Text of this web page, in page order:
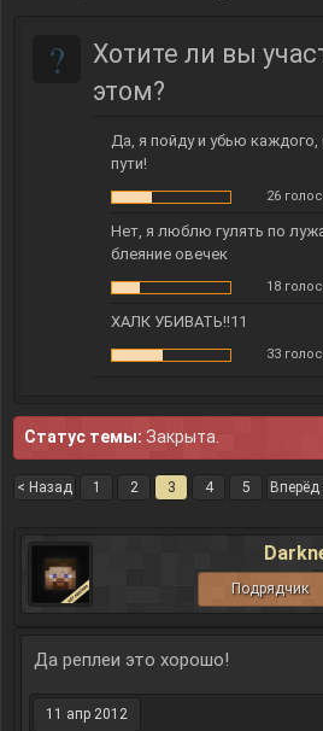
?
Хотите ли вы
этом?
Да, я пойду и убью
пути!
26
Нет, я люблю гулять по
блеяние овечек
18
ХАЛК УБИВАТЬ!!11
33
Статус темы: Закрыта.
< Назад 1 2 3 4 5 Вперёд
Подрядчик
Да реплеи это хорошо!
11 апр 2012